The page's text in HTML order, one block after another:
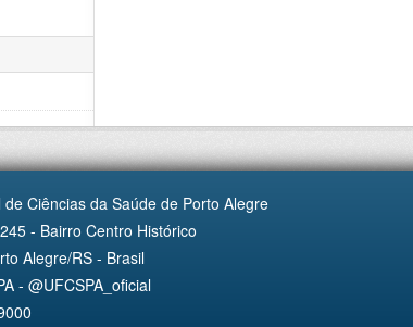
Ciências da Saúde de Porto Alegre
- Bairro Centro Histórico
Alegre/RS - Brasil
- @UFCSPA_oficial